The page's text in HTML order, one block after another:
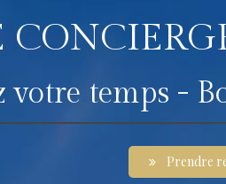
votre temps -
Prendre